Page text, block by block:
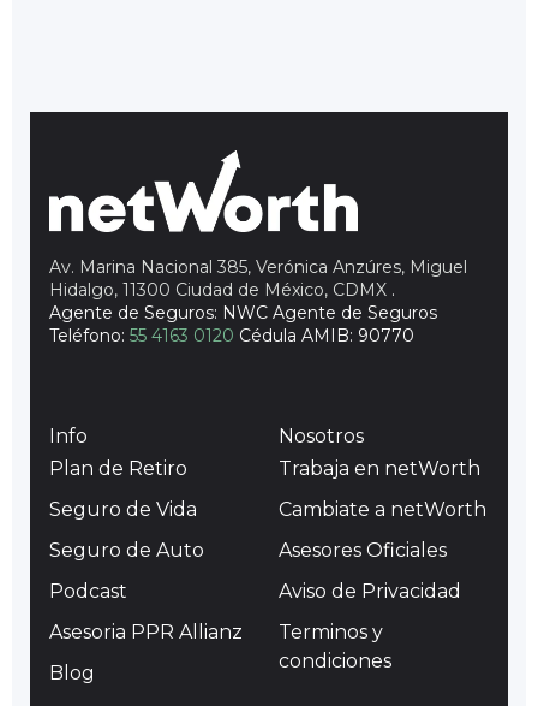
Av. Marina Nacional 385, Verónica Anzúres, Miguel
Hidalgo, 11300 Ciudad de México, CDMX .
Agente de Seguros: NWC Agente de Seguros
Teléfono: 55 4163 0120 Cédula AMIB: 90770
Info
Plan de Retiro
Seguro de Vida
Seguro de Auto
Podcast
Asesoria PPR Allianz
Blog
Nosotros
Trabaja en netWorth
Cambiate a netWorth
Asesores Oficiales
Aviso de Privacidad
Terminos y
condiciones